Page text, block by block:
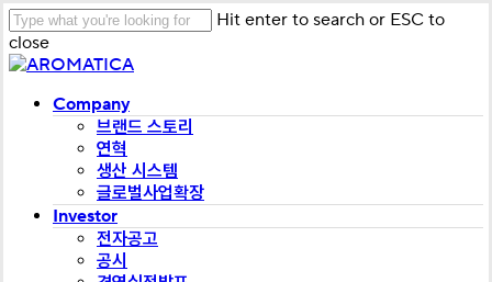
Skip
to
main
Hit enter to search or ESC to
close
Close
MenuCompany
브랜드 스토리
연혁
생산 시스템
글로벌사업확장
Investor
전자공고
공시